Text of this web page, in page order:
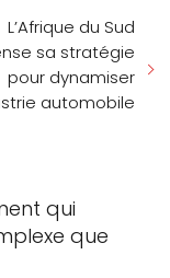
L’Afrique du Sud
sa stratégie
pour dynamiser
automobile
qui
que